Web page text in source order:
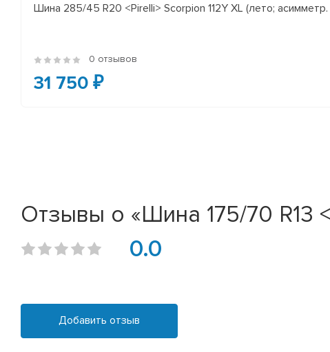
Шина 285/45 R20 <Pirelli> Scorpion 112Y XL (лето; асимметр.
0 отзывов
31 750 ₽
Отзывы о «Шина 175/70 R13
0.0
Добавить отзыв